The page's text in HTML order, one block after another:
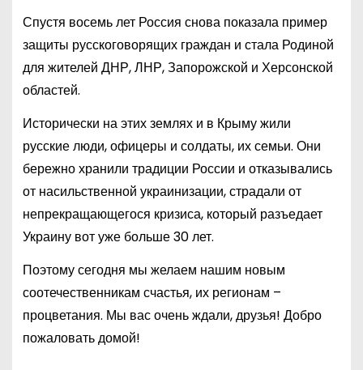
Спустя восемь лет Россия снова показала пример
защиты русскоговорящих граждан и стала Родиной
для жителей ДНР, ЛНР, Запорожской и Херсонской
областей.
Исторически на этих землях и в Крыму жили
русские люди, офицеры и солдаты, их семьи. Они
бережно хранили традиции России и отказывались
от насильственной украинизации, страдали от
непрекращающегося кризиса, который разъедает
Украину вот уже больше 30 лет.
Поэтому сегодня мы желаем нашим новым
соотечественникам счастья, их регионам –
процветания. Мы вас очень ждали, друзья! Добро
пожаловать домой!